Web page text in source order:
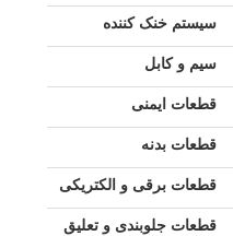
سیستم خنک کننده
سیم و کابل
قطعات ایمنی
قطعات بدنه
قطعات برقی و الکتریکی
قطعات جلوبندی و تعلیق